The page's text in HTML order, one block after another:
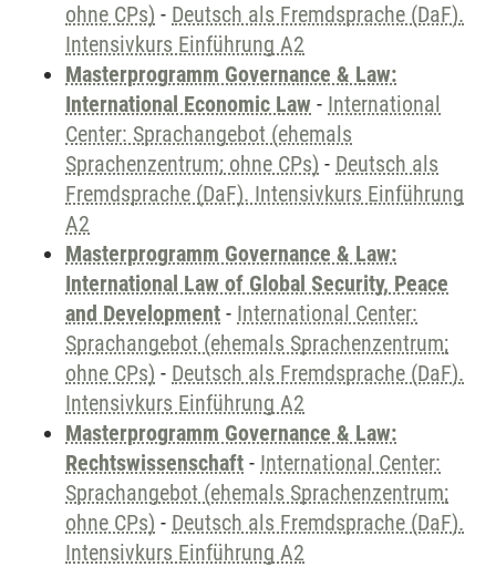
ohne CPs) - Deutsch als Fremdsprache (DaF).
Intensivkurs Einführung A2
Masterprogramm Governance & Law:
International Economic Law - International
Center: Sprachangebot (ehemals
Sprachenzentrum; ohne CPs) - Deutsch als
Fremdsprache (DaF). Intensivkurs Einführung
A2
Masterprogramm Governance & Law:
International Law of Global Security, Peace
and Development - International Center:
Sprachangebot (ehemals Sprachenzentrum;
ohne CPs) - Deutsch als Fremdsprache (DaF).
Intensivkurs Einführung A2
Masterprogramm Governance & Law:
Rechtswissenschaft - International Center:
Sprachangebot (ehemals Sprachenzentrum;
ohne CPs) - Deutsch als Fremdsprache (DaF).
Intensivkurs Einführung A2